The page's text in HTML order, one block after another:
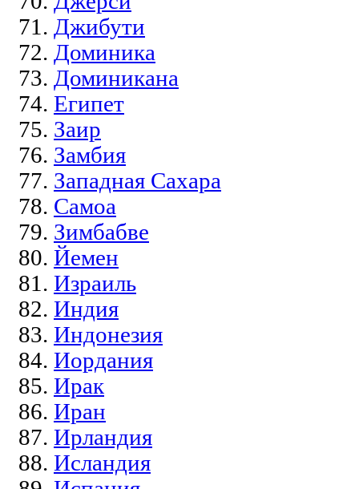
Джибути
Доминика
Доминикана
Египет
Заир
Замбия
Западная Сахара
Самоа
Зимбабве
Йемен
Израиль
Индия
Индонезия
Иордания
Ирак
Иран
Ирландия
Исландия